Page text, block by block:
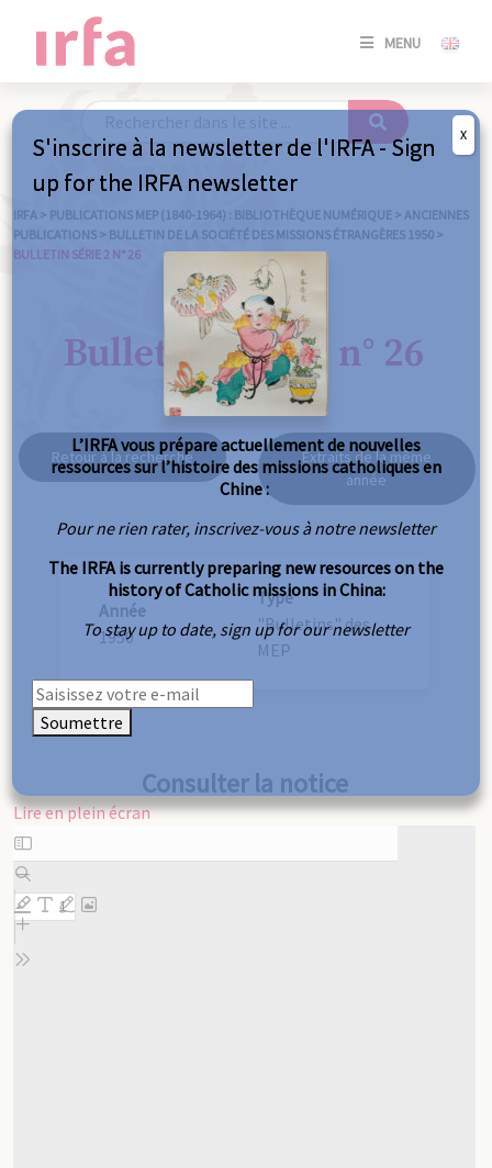
MENU
SE
/
IRFA > PUBLICATIONS MEP (1840-1964) : BIBLIOTHÈQUE NUMÉRIQUE > ANCIENNES
PUBLICATIONS > BULLETIN DE LA SOCIÉTÉ DES MISSIONS ÉTRANGÈRES 1950 >
BULLETIN SÉRIE 2 N° 26
Bulletin série 2 n° 26
Retour à la recherche
Extraits de la même
année
Année
1950
Type
"Bulletins" des
MEP
Consulter la notice
Lire en plein écran
Aller
au
contenu
PDF
S'inscrire à la newsletter de l'IRFA - Sign
up for the IRFA newsletter
L’IRFA vous prépare actuellement de nouvelles
ressources sur l’histoire des missions catholiques en
Chine :
Pour ne rien rater, inscrivez-vous à notre newsletter
The IRFA is currently preparing new resources on the
history of Catholic missions in China:
To stay up to date, sign up for our newsletter
Soumettre
X